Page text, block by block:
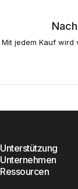
Mit jedem Kauf wird
Unterstützung
Unternehmen
Ressourcen